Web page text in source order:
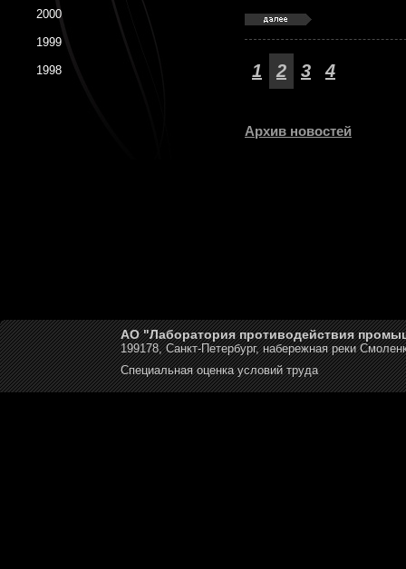
1 2 3 4
Архив новостей
2000
1999
1998
АО "Лаборатория противодействия
199178, Санкт-Петербург, набережная реки
Специальная оценка условий труда